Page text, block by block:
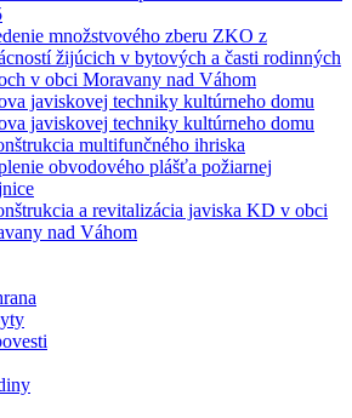
množstvového zberu ZKO z
žijúcich v bytových a časti rodinných
v obci Moravany nad Váhom
javiskovej techniky kultúrneho domu
javiskovej techniky kultúrneho domu
multifunčného ihriska
obvodového plášťa požiarnej
a revitalizácia javiska KD v obci
nad Váhom